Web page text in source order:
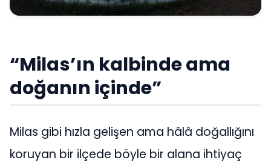
“Milas’ın kalbinde ama
doğanın içinde”
Milas gibi hızla gelişen ama hâlâ doğallığını
koruyan bir ilçede böyle bir alana ihtiyaç